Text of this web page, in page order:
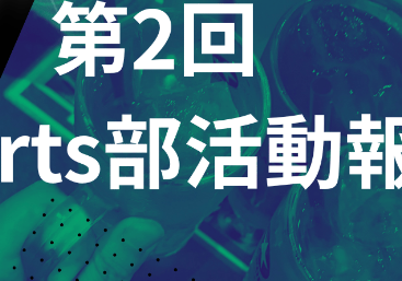
PLMシステム開発
コンサルティングサービス
人事給与ERP導入支援コ
ンサルティング
Microsoft365 導入・運
用支援サービス
教師データ作成代行サー
ビス
ITエンジニアリングサービス(SES)
生命保険・損害保険システム開
発​
クレジットカード業務システム
開発
Microsoft 製品導入サービス​
Webアプリケーション開発​
PLMシステム開発
コンサルティングサービス